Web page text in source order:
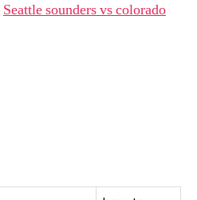
Seattle sounders vs colorado